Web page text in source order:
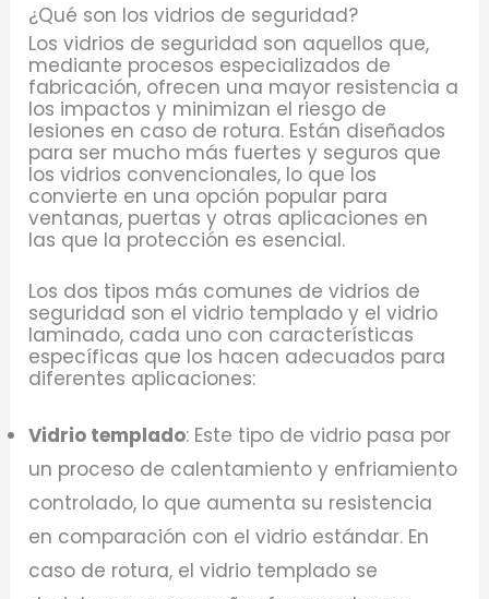
¿Qué son los vidrios de seguridad?
Los vidrios de seguridad son aquellos que,
mediante procesos especializados de
fabricación, ofrecen una mayor resistencia a
los impactos y minimizan el riesgo de
lesiones en caso de rotura. Están diseñados
para ser mucho más fuertes y seguros que
los vidrios convencionales, lo que los
convierte en una opción popular para
ventanas, puertas y otras aplicaciones en
las que la protección es esencial.
Los dos tipos más comunes de vidrios de
seguridad son el vidrio templado y el vidrio
laminado, cada uno con características
específicas que los hacen adecuados para
diferentes aplicaciones:
Vidrio templado: Este tipo de vidrio pasa por
un proceso de calentamiento y enfriamiento
controlado, lo que aumenta su resistencia
en comparación con el vidrio estándar. En
caso de rotura, el vidrio templado se